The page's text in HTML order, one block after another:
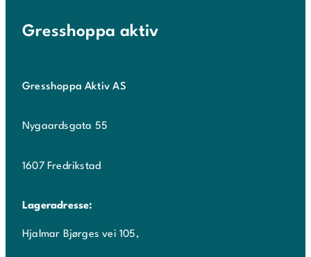
Gresshoppa aktiv
Gresshoppa Aktiv AS
Nygaardsgata 55
1607 Fredrikstad
Lageradresse:
Hjalmar Bjørges vei 105,